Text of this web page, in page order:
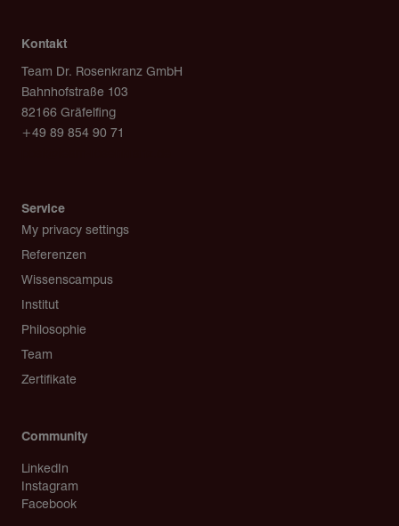
Kontakt
Team Dr. Rosenkranz GmbH
Bahnhofstraße 103
82166 Gräfelfing
+49 89 854 90 71
Service
My privacy settings
Referenzen
Wissenscampus
Institut
Philosophie
Team
Zertifikate
Community
LinkedIn
Instagram
Facebook